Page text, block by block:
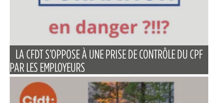
LA CFDT S’OPPOSE À UNE PRISE DE CONTRÔLE DU CPF
PAR LES EMPLOYEURS